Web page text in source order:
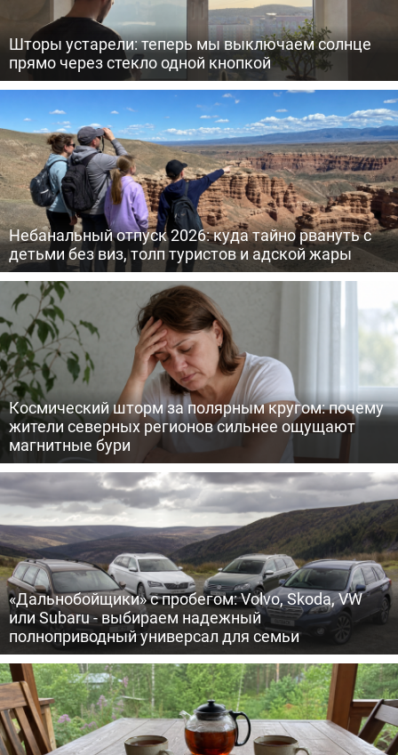
Шторы устарели: теперь мы выключаем солнце
прямо через стекло одной кнопкой
Небанальный отпуск 2026: куда тайно рвануть с
детьми без виз, толп туристов и адской жары
Космический шторм за полярным кругом: почему
жители северных регионов сильнее ощущают
магнитные бури
«Дальнобойщики» с пробегом: Volvo, Skoda, VW
или Subaru - выбираем надежный
полноприводный универсал для семьи